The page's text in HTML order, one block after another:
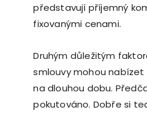
představují příjemný
fixovanými cenami.
Druhým důležitým
smlouvy mohou
na dlouhou dobu.
pokutováno. Dobře si